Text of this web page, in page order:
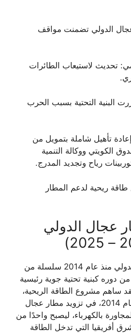
عجال الدولي تضمنت مواقف
تحديث لاستيعاب الطائرات
البنية التحتية بسبب الحرب
أعمال إعادة تأهيل شاملة بتمويل من
الكويتي ووكالة التنمية
رياح وتجديد المدرج.
طاقة ريحية لدعم المطار
عجال الدولي
شهد مطار هرجيسا الدولي منذ عام 2014 سلسلة من
دوره كبنية تحتية جوية رئيسية
ساهم مشروع الطاقة الريحية،
الذي أطلق منتصف عام 2014، في تزويد مطار عجال
بالكهرباء، ليصبح واحدًا من
أفريقيا التي تدخل الطاقة